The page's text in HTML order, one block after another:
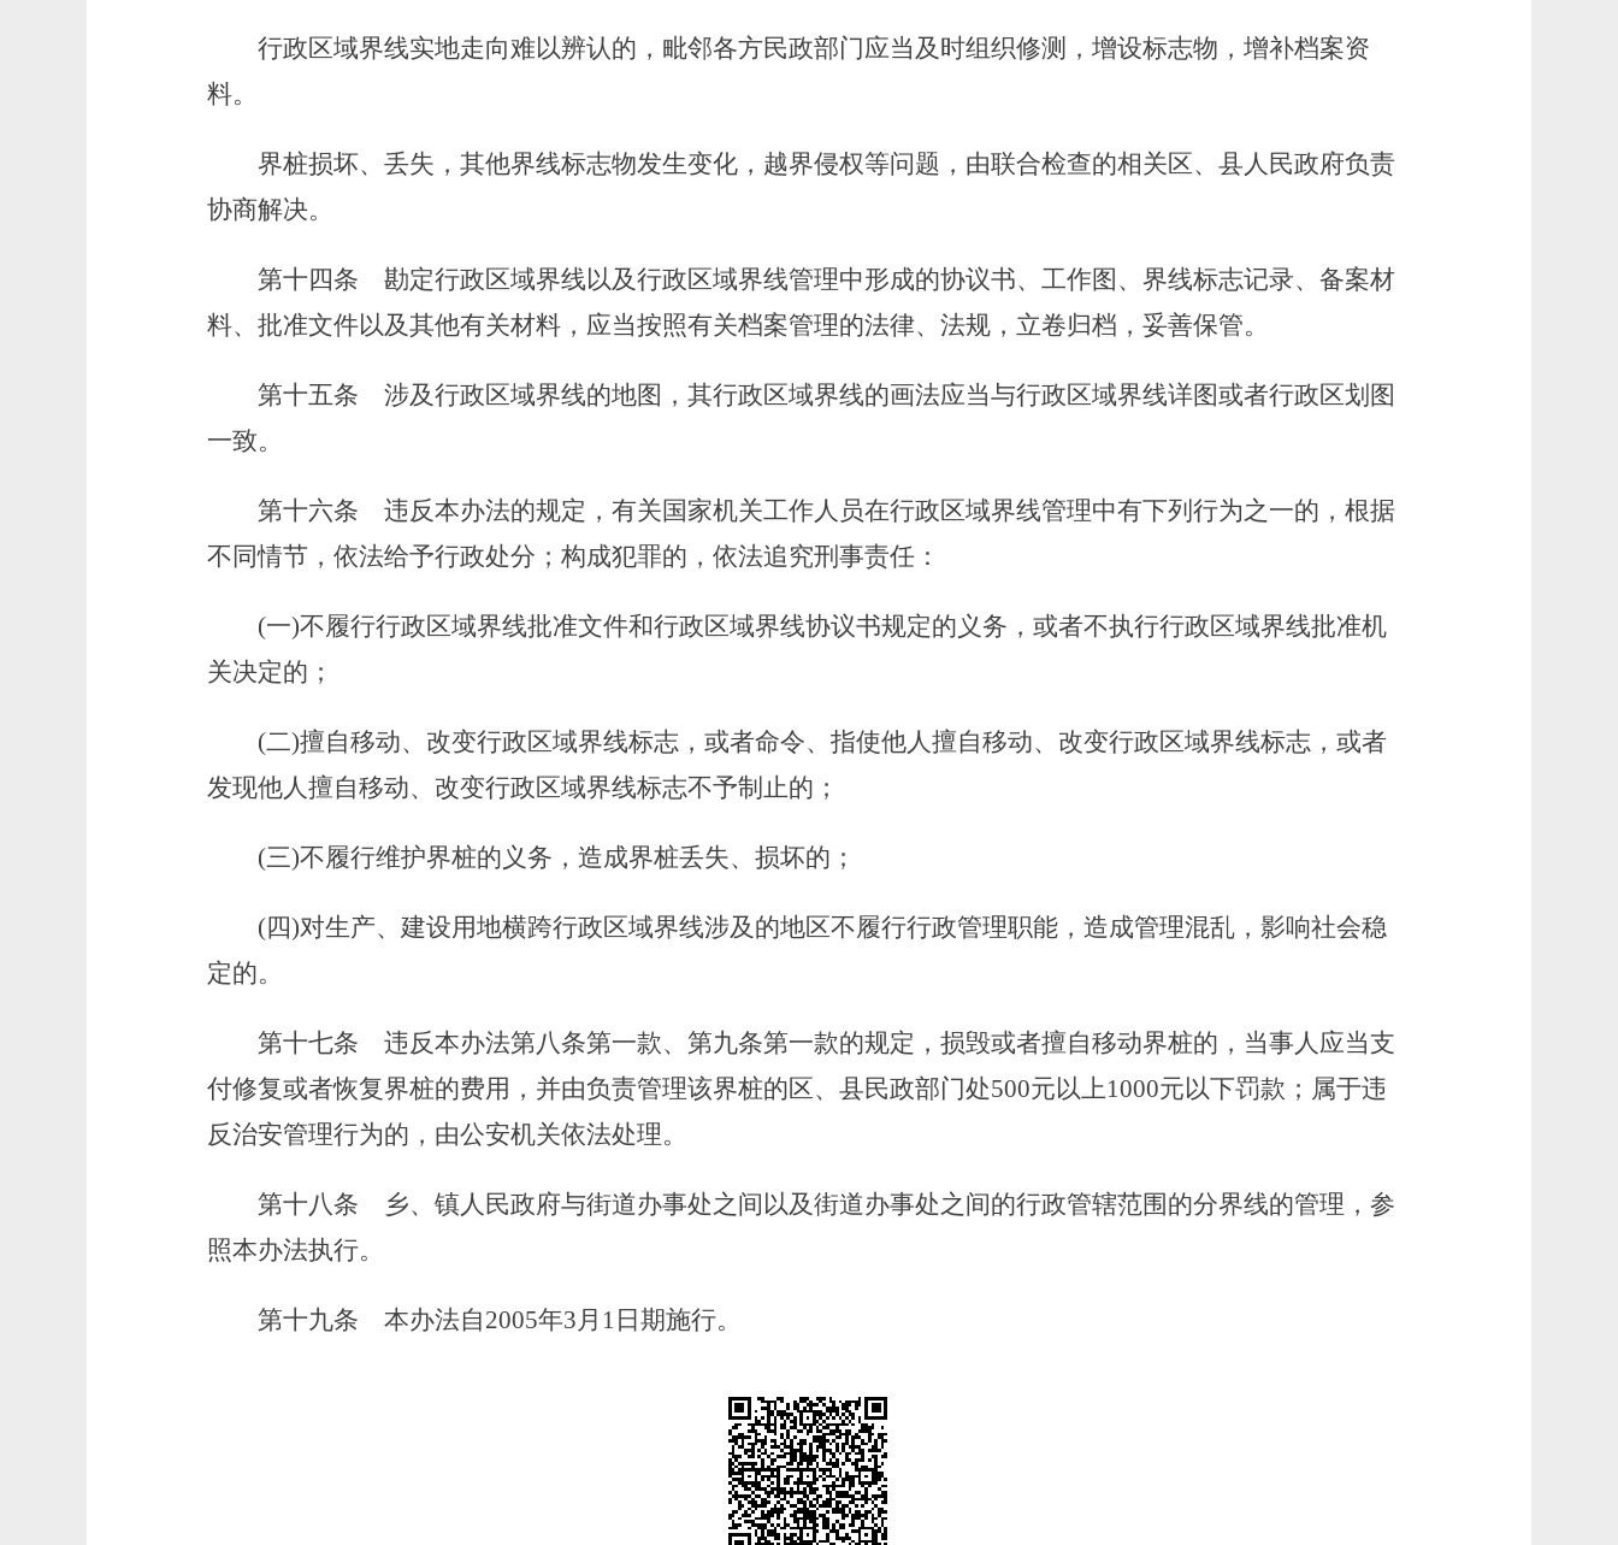
行政区域界线实地走向难以辨认的，毗邻各方民政部门应当及时组织修测，增设标志物，增补档案资
料。
界桩损坏、丢失，其他界线标志物发生变化，越界侵权等问题，由联合检查的相关区、县人民政府负责
协商解决。
第十四条 勘定行政区域界线以及行政区域界线管理中形成的协议书、工作图、界线标志记录、备案材
料、批准文件以及其他有关材料，应当按照有关档案管理的法律、法规，立卷归档，妥善保管。
第十五条 涉及行政区域界线的地图，其行政区域界线的画法应当与行政区域界线详图或者行政区划图
一致。
第十六条 违反本办法的规定，有关国家机关工作人员在行政区域界线管理中有下列行为之一的，根据
不同情节，依法给予行政处分；构成犯罪的，依法追究刑事责任：
(一)不履行行政区域界线批准文件和行政区域界线协议书规定的义务，或者不执行行政区域界线批准机
关决定的；
(二)擅自移动、改变行政区域界线标志，或者命令、指使他人擅自移动、改变行政区域界线标志，或者
发现他人擅自移动、改变行政区域界线标志不予制止的；
(三)不履行维护界桩的义务，造成界桩丢失、损坏的；
(四)对生产、建设用地横跨行政区域界线涉及的地区不履行行政管理职能，造成管理混乱，影响社会稳
定的。
第十七条 违反本办法第八条第一款、第九条第一款的规定，损毁或者擅自移动界桩的，当事人应当支
付修复或者恢复界桩的费用，并由负责管理该界桩的区、县民政部门处500元以上1000元以下罚款；属于违
反治安管理行为的，由公安机关依法处理。
第十八条 乡、镇人民政府与街道办事处之间以及街道办事处之间的行政管辖范围的分界线的管理，参
照本办法执行。
第十九条 本办法自2005年3月1日期施行。